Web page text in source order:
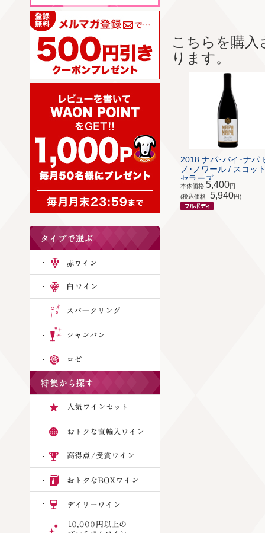
こちらを購
ります。
2018 ナパ･バイ･ナパ
ノ･ノワール / スコッ
セラーズ ...
本体価格 5,400円
(税込価格
5,940円)